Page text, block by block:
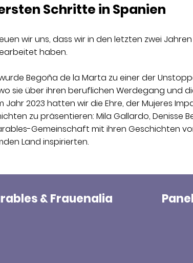
Schritte in Spanien
wir uns, dass wir in den letzten zwei
haben.
wurde Begoña de la Marta zu einer der
sie über ihren beruflichen Werdegang und
Jahr 2023 hatten wir die Ehre, der Mujeres
zu präsentieren: Mila Gallardo, Denisse
Gemeinschaft mit ihren Geschichten
Land inspirierten.
& Frauenalia